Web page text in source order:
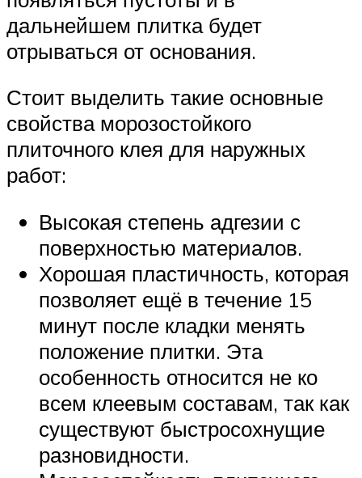
дальнейшем плитка будет
отрываться от основания.
Стоит выделить такие основные
свойства морозостойкого
плиточного клея для наружных
работ:
Высокая степень адгезии с
поверхностью материалов.
Хорошая пластичность, которая
позволяет ещё в течение 15
минут после кладки менять
положение плитки. Эта
особенность относится не ко
всем клеевым составам, так как
существуют быстросохнущие
разновидности.